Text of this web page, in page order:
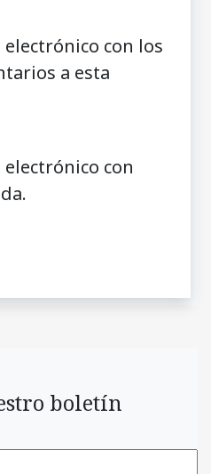
con los
a esta
con
boletín